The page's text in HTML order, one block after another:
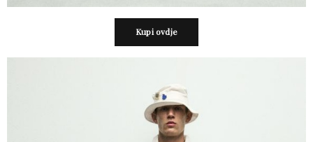
Kupi ovdje